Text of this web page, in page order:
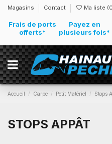
Magasins Contact Ma liste (
Frais de ports
offerts*
Payez en
plusieurs fois*
Accueil Carpe Petit Matériel Stops
STOPS APPÂT